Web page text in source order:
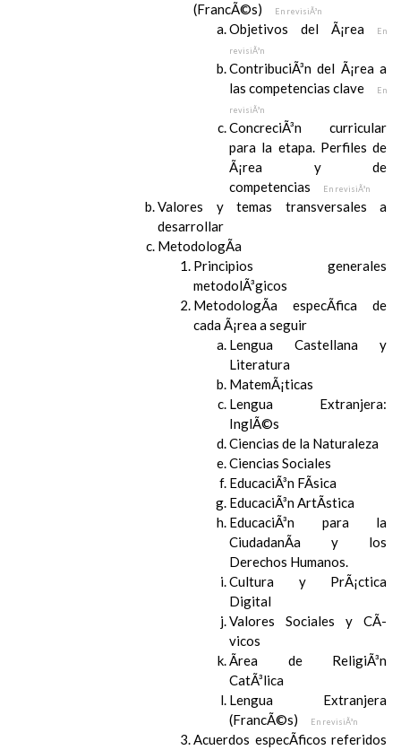
(FrancÃ©s) En revisiÃ³n
Objetivos del Ã¡rea
En
revisiÃ³n
ContribuciÃ³n del Ã¡rea a
las competencias clave
En
revisiÃ³n
ConcreciÃ³n curricular
para la etapa. Perfiles de
Ã¡rea y de
competencias
En revisiÃ³n
Valores y temas transversales a
desarrollar
MetodologÃ­a
Principios generales
metodolÃ³gicos
MetodologÃ­a especÃ­fica de
cada Ã¡rea a seguir
Lengua Castellana y
Literatura
MatemÃ¡ticas
Lengua Extranjera:
InglÃ©s
Ciencias de la Naturaleza
Ciencias Sociales
EducaciÃ³n FÃ­sica
EducaciÃ³n ArtÃ­stica
EducaciÃ³n para la
CiudadanÃ­a y los
Derechos Humanos.
Cultura y PrÃ¡ctica
Digital
Valores Sociales y CÃ­
vicos
Ãrea de ReligiÃ³n
CatÃ³lica
Lengua Extranjera
(FrancÃ©s)
En revisiÃ³n
Acuerdos especÃ­ficos referidos